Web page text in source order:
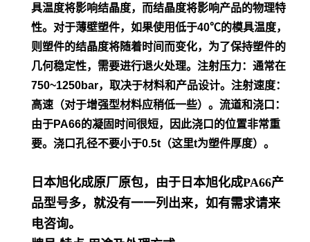
具温度将影响结晶度，而结晶度将影响产品的物理特
性。对于薄壁塑件，如果使用低于40℃的模具温度，
则塑件的结晶度将随着时间而变化，为了保持塑件的
几何稳定性，需要进行退火处理。 注射压力：通常在
750~1250bar，取决于材料和产品设计。 注射速度：
高速（对于增强型材料应稍低一些）。流道和浇口：
由于PA66的凝固时间很短，因此浇口的位置非常重
要。浇口孔径不要小于0.5t（这里t为塑件厚度）。
日本旭化成原厂原包，由于日本旭化成PA66产
品型号多，就没有一一列出来，如有需求请来
电咨询。